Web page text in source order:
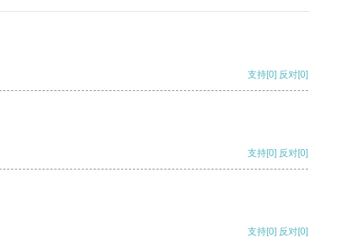
支持[0] 反对[0]
支持[0] 反对[0]
支持[0] 反对[0]